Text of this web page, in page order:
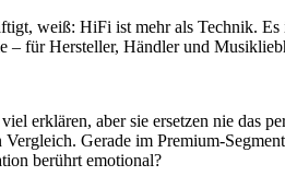
weiß: HiFi ist mehr als Technik.
– für Hersteller, Händler und
erklären, aber sie ersetzen nie das
Gerade im
berührt emotional?